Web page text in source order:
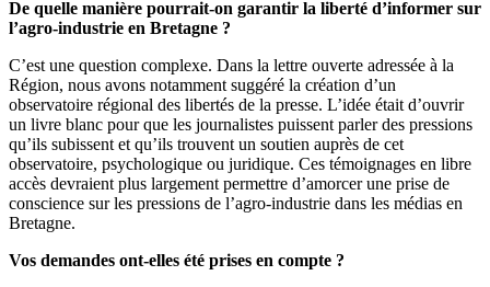
De quelle manière pourrait-on garantir la liberté d’informer sur
l’agro-industrie en Bretagne ?
C’est une question complexe. Dans la lettre ouverte adressée à la
Région, nous avons notamment suggéré la création d’un
observatoire régional des libertés de la presse. L’idée était d’ouvrir
un livre blanc pour que les journalistes puissent parler des pressions
qu’ils subissent et qu’ils trouvent un soutien auprès de cet
observatoire, psychologique ou juridique. Ces témoignages en libre
accès devraient plus largement permettre d’amorcer une prise de
conscience sur les pressions de l’agro-industrie dans les médias en
Bretagne.
Vos demandes ont-elles été prises en compte ?